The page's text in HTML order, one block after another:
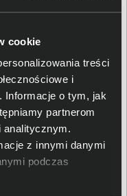
cookie
treści
i
Informacje o tym, jak
partnerom
analitycznym.
z innymi danymi
podczas